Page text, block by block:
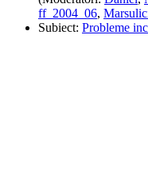
ff_2004_06,
Subiect: Probleme